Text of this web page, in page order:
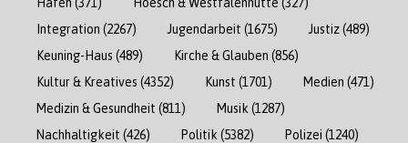
Integration (2267) Jugendarbeit (1675) Justiz(489)
Keuning-Haus (489) Kirche & Glauben (856)
Kultur & Kreatives (4352) Kunst (1701) Medien (471)
Medizin & Gesundheit (811) Musik (1287)
Nachhaltigkeit (426) Politik (5382) Polizei (1240)